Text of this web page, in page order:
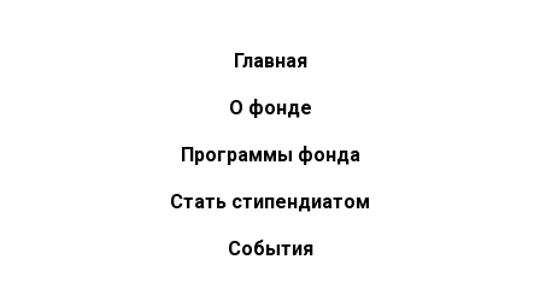
Главная
О фонде
Программы фонда
Стать стипендиатом
События